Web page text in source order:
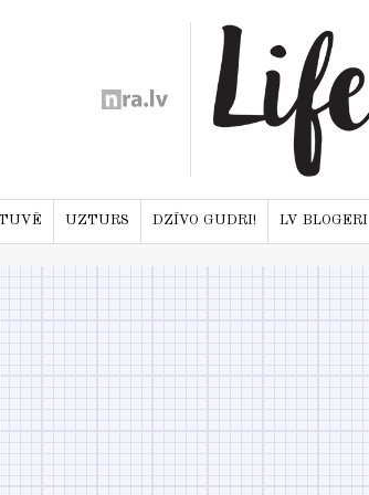
UZTURS DZĪVO GUDRI! LV BLOGERI